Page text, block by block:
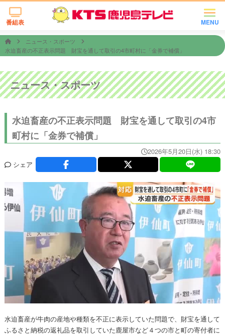
MENU
番組表
ニュース・スポーツ
水迫畜産の不正表示問題 財宝を通して取引の4市町村に「金券で補償」
ニュース・スポーツ
水迫畜産の不正表示問題 財宝を通して取引の4市
町村に「金券で補償」
2026年5月20日(水) 18:30
シェア
水迫畜産が牛肉の産地や種類を不正に表示していた問題で、財宝を通して
ふるさと納税の返礼品を取引していた鹿屋市など４つの市と町の寄付者に